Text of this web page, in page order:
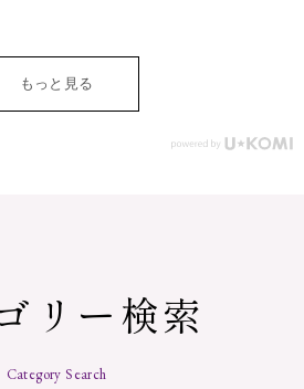
もっと見る
リー検索
Category Search